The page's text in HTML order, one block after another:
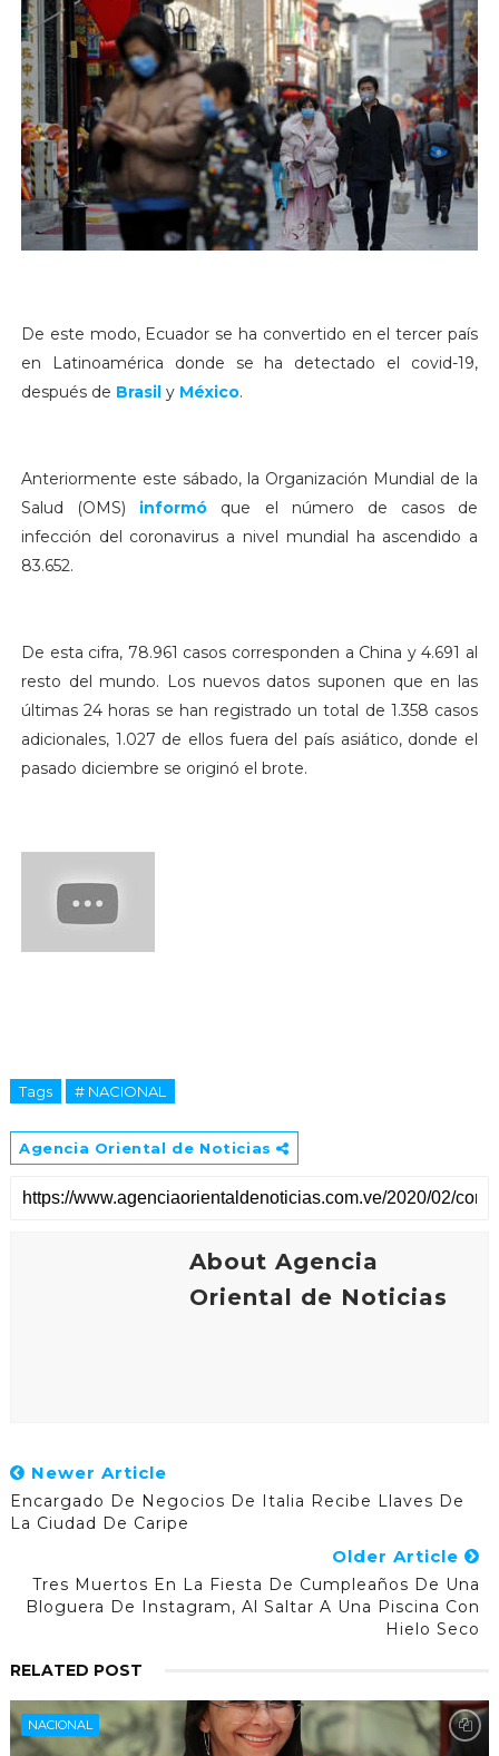
De este modo, Ecuador se ha convertido en el tercer país
en Latinoamérica donde se ha detectado el covid-19,
después de Brasily México.
Anteriormente este sábado, la Organización Mundial de la
Salud (OMS) informó que el número de casos de
infección del coronavirus a nivel mundial ha ascendido a
83.652.
De esta cifra, 78.961 casos corresponden a China y 4.691 al
resto del mundo. Los nuevos datos suponen que en las
últimas 24 horas se han registrado un total de 1.358 casos
adicionales, 1.027 de ellos fuera del país asiático, donde el
pasado diciembre se originó el brote.
Tags # NACIONAL
Agencia Oriental de Noticias
About Agencia
Oriental de Noticias
Newer Article
Encargado De Negocios De Italia Recibe Llaves De
La Ciudad De Caripe
Older Article
Tres Muertos En La Fiesta De Cumpleaños De Una
Bloguera De Instagram, Al Saltar A Una Piscina Con
Hielo Seco
RELATED POST
NACIONAL